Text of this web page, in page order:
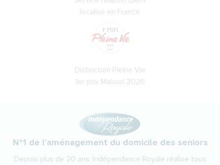
localisé en France
Distinction Pleine Vie
1er prix Maison 2026
N°1 de l'aménagement du domicile des seniors
Depuis plus de 20 ans, Indépendance Royale réalise tous